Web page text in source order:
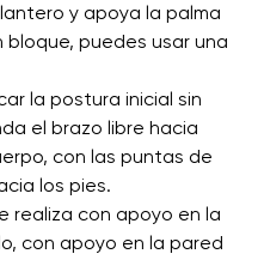
y apoya la palma
bloque, puedes usar una
la postura inicial sin
el brazo libre hacia
con las puntas de
los pies.
realiza con apoyo en la
con apoyo en la pared